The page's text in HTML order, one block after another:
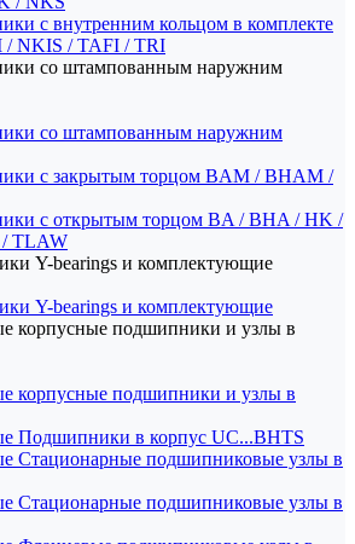
с внутренним кольцом в комплекте
NKIS / TAFI / TRI
со штампованным наружним
со штампованным наружним
с закрытым торцом BAM / BHAM /
с открытым торцом BA / BHA / HK /
TLAW
Y-bearings и комплектующие
Y-bearings и комплектующие
корпусные подшипники и узлы в
корпусные подшипники и узлы в
Подшипники в корпус UC...BHTS
Стационарные подшипниковые узлы в
Стационарные подшипниковые узлы в